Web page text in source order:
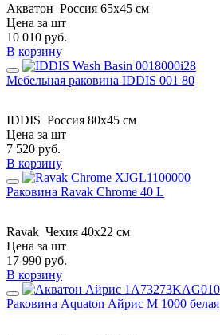
Акватон Россия 65x45 см
Цена за шт
10 010 руб.
В корзину
Мебельная раковина IDDIS 001 80
IDDIS Россия 80x45 см
Цена за шт
7 520 руб.
В корзину
Раковина Ravak Chrome 40 L
Ravak Чехия 40x22 см
Цена за шт
17 990 руб.
В корзину
Раковина Aquaton Айрис M 1000 белая